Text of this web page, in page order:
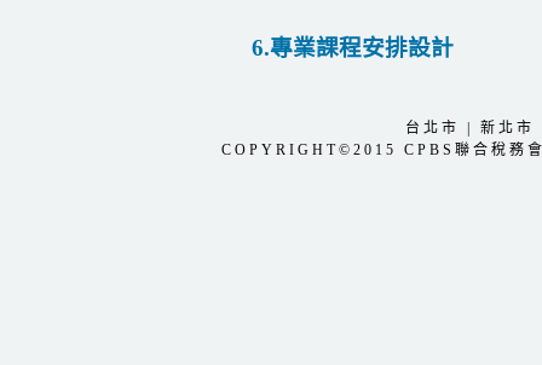
6.專業課程安排設計
台北市 新北市
COPYRIGHT©2015 CPBS聯合稅務